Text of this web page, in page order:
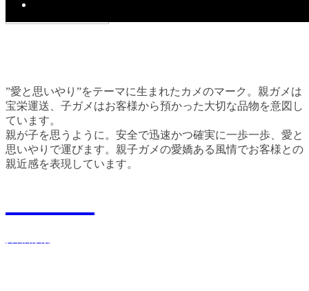
”愛と思いやり”をテーマに生まれたカメのマーク。親ガメは
宝栄運送、子ガメはお客様から預かった大切な品物を意図し
ています。
親が子を思うように。安全で迅速かつ確実に一歩一歩、愛と
思いやりで運びます。親子ガメの愛嬌ある風情でお客様との
親近感を表現しています。